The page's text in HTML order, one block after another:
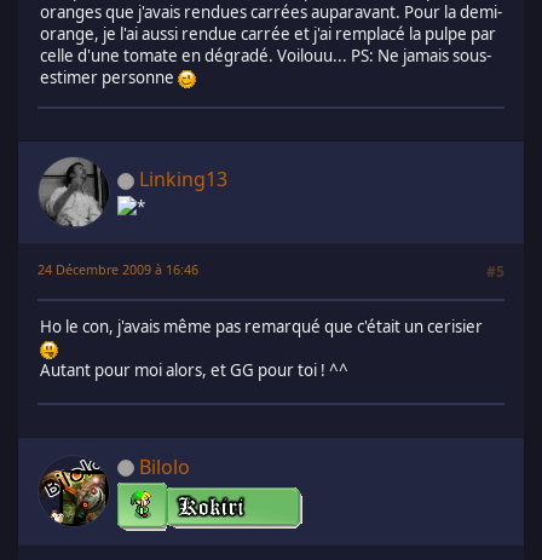
oranges que j'avais rendues carrées auparavant. Pour la demi-
orange, je l'ai aussi rendue carrée et j'ai remplacé la pulpe par
celle d'une tomate en dégradé. Voilouu... PS: Ne jamais sous-
estimer personne
Linking13
24 Décembre 2009 à 16:46 #5
Ho le con, j'avais même pas remarqué que c'était un cerisier
Autant pour moi alors, et GG pour toi ! ^^
Bilolo